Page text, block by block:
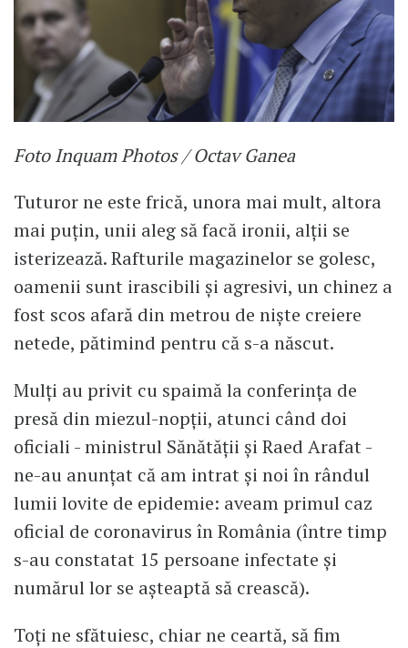
Foto Inquam Photos / Octav Ganea
Tuturor ne este frică, unora mai mult, altora
mai puțin, unii aleg să facă ironii, alții se
isterizează. Rafturile magazinelor se golesc,
oamenii sunt irascibili și agresivi, un chinez a
fost scos afară din metrou de niște creiere
netede, pătimind pentru că s-a născut.
Mulți au privit cu spaimă la conferința de
presă din miezul-nopții, atunci când doi
oficiali - ministrul Sănătății și Raed Arafat -
ne-au anunțat că am intrat și noi în rândul
lumii lovite de epidemie: aveam primul caz
oficial de coronavirus în România (între timp
s-au constatat 15 persoane infectate și
numărul lor se așteaptă să crească).
Toți ne sfătuiesc, chiar ne ceartă, să fim